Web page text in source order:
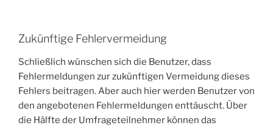
Zukünftige Fehlervermeidung
Schließlich wünschen sich die Benutzer, dass
Fehlermeldungen zur zukünftigen Vermeidung dieses
Fehlers beitragen. Aber auch hier werden Benutzer von
den angebotenen Fehlermeldungen enttäuscht. Über
die Hälfte der Umfrageteilnehmer können das